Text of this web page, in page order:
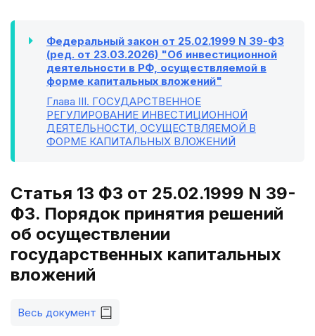
Федеральный закон от 25.02.1999 N 39-ФЗ
(ред. от 23.03.2026) "Об инвестиционной
деятельности в РФ, осуществляемой в
форме капитальных вложений"
Глава III. ГОСУДАРСТВЕННОЕ
РЕГУЛИРОВАНИЕ ИНВЕСТИЦИОННОЙ
ДЕЯТЕЛЬНОСТИ, ОСУЩЕСТВЛЯЕМОЙ В
ФОРМЕ КАПИТАЛЬНЫХ ВЛОЖЕНИЙ
Статья 13 ФЗ от 25.02.1999 N 39-
ФЗ. Порядок принятия решений
об осуществлении
государственных капитальных
вложений
Весь документ